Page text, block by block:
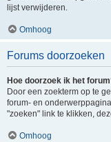
lijst verwijderen.
Omhoog
Forums doorzoeken
Hoe doorzoek ik het
Door een zoekterm op te
forum- en
"zoeken" link te klikken,
Omhoog